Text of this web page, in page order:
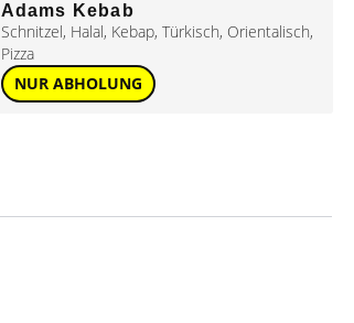
Adams Kebab
Schnitzel, Halal, Kebap, Türkisch, Orientalisch,
Pizza
NUR ABHOLUNG